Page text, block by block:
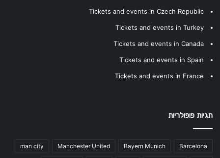
Tickets and events in Czech Republic
Tickets and events in Turkey
Tickets and events in Canada
Tickets and events in Spain
Tickets and events in France
תגיות פופולריות
Barcelona
Bayern Munich
Manchester United
man city